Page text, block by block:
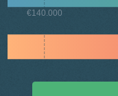
€140.000